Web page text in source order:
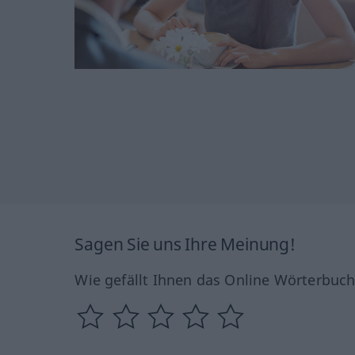
Sagen Sie uns Ihre Meinung!
Wie gefällt Ihnen das Online